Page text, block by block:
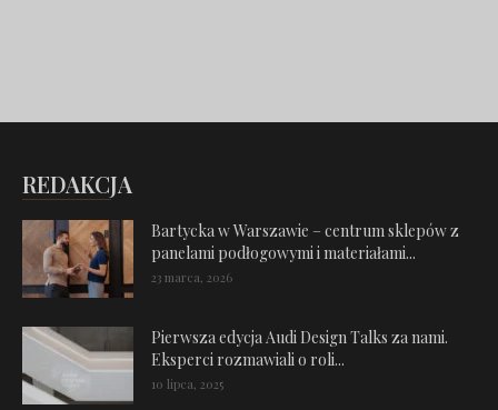
REDAKCJA
Bartycka w Warszawie – centrum sklepów z
panelami podłogowymi i materiałami...
23 marca, 2026
Pierwsza edycja Audi Design Talks za nami.
Eksperci rozmawiali o roli...
10 lipca, 2025